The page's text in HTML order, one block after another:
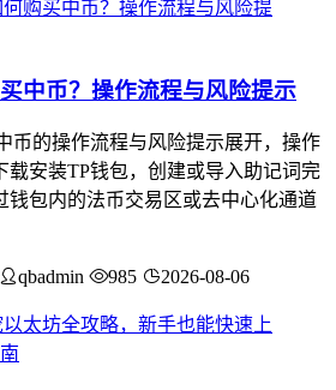
中币？操作流程与风险提示
币的操作流程与风险提示展开，操作
载安装TP钱包，创建或导入助记词完
钱包内的法币交易区或去中心化通道
qbadmin 985 2026-08-06